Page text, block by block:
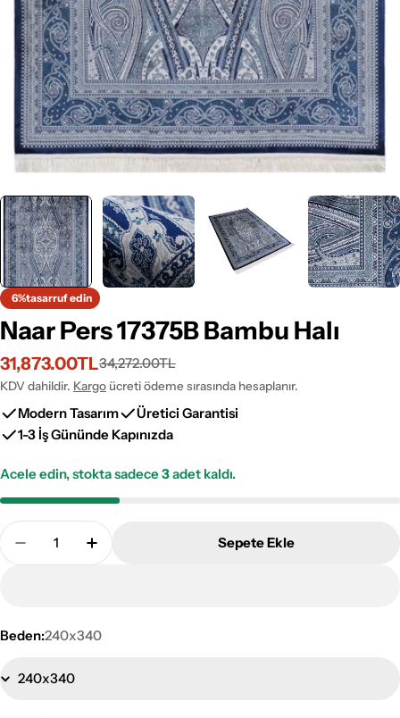
6%tasarruf edin
Naar Pers 17375B Bambu Halı
İndirimli
fiyat
31,873.00TL
Normal
fiyat
34,272.00TL
KDV dahildir. Kargo ücreti ödeme sırasında hesaplanır.
Modern Tasarım
Üretici Garantisi
1-3 İş Gününde Kapınızda
Acele edin, stokta sadece3adet kaldı.
Adet
Naar Pers 17375B Bambu Halı Adetini Azalt
Naar Pers 17375B Bambu Halı Adetini
Sepete Ekle
Beden:240x340